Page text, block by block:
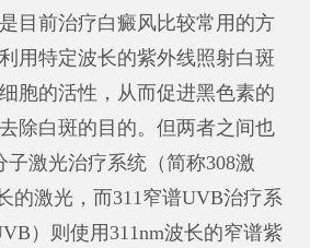
目前治疗白癜风比较常用的方
用特定波长的紫外线照射白斑
胞的活性，从而促进黑色素的
除白斑的目的。但两者之间也
子激光治疗系统（简称308激
的激光，而311窄谱UVB治疗系
）则使用311nm波长的窄谱紫